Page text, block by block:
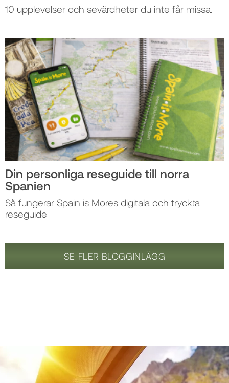
10 upplevelser och sevärdheter du inte får missa.
Din personliga reseguide till norra
Spanien
Så fungerar Spain is Mores digitala och tryckta
reseguide
SE FLER BLOGGINLÄGG